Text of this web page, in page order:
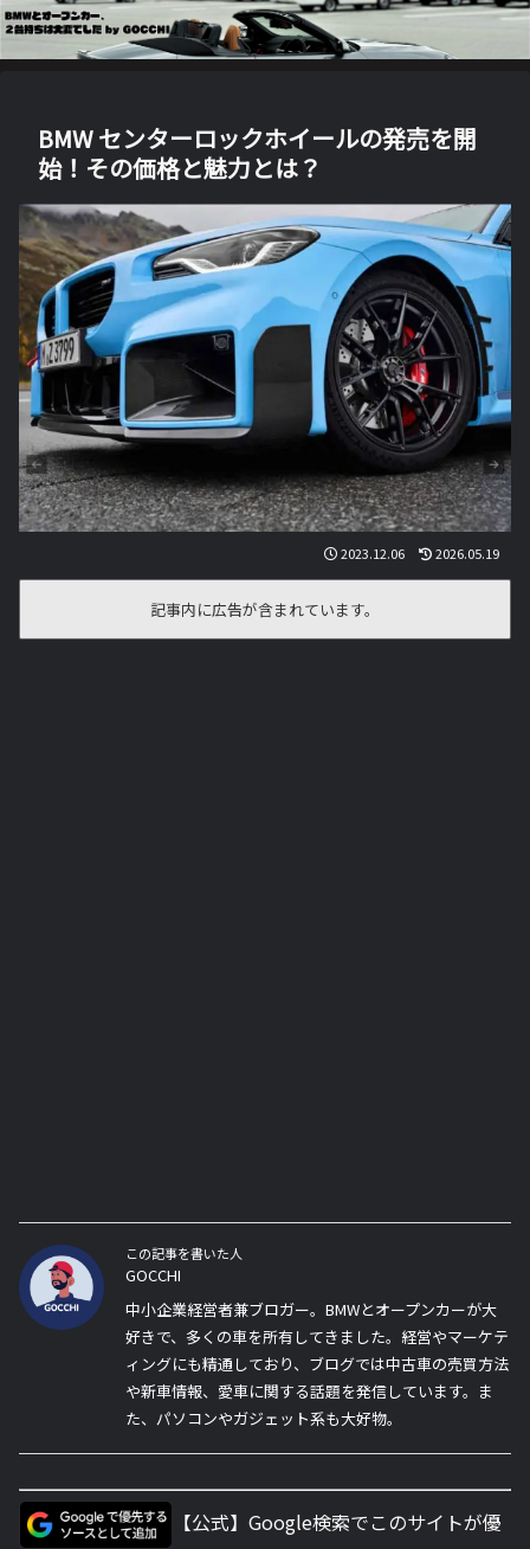
BMW センターロックホイールの発売を開
始！その価格と魅力とは？
2023.12.06 2026.05.19
記事内に広告が含まれています。
この記事を書いた人
GOCCHI
中小企業経営者兼ブロガー。BMWとオープンカーが大
好きで、多くの車を所有してきました。経営やマーケテ
ィングにも精通しており、ブログでは中古車の売買方法
や新車情報、愛車に関する話題を発信しています。ま
た、パソコンやガジェット系も大好物。
【公式】Google検索でこのサイトが優